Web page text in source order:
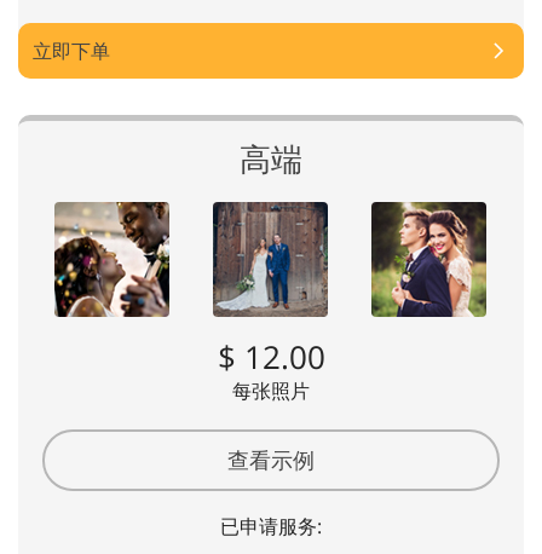
立即下单
高端
$ 12.00
每张照片
查看示例
已申请服务: